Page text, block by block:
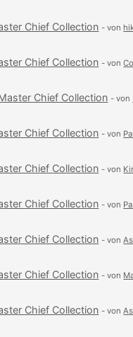
Chief Collection - von
Chief Collection - von
Chief Collection - von
Chief Collection - von
Chief Collection - von
Chief Collection - von
Chief Collection - von
Chief Collection - von
Chief Collection - von